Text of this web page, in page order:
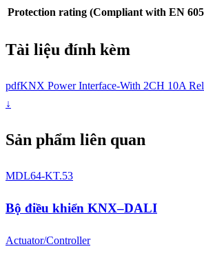
Protection rating (Compliant with EN
Tài liệu đính kèm
pdfKNX Power Interface-With 2CH 10A
↓
Sản phẩm liên quan
MDL64-KT.53
Bộ điều khiển KNX–DALI
Actuator/Controller